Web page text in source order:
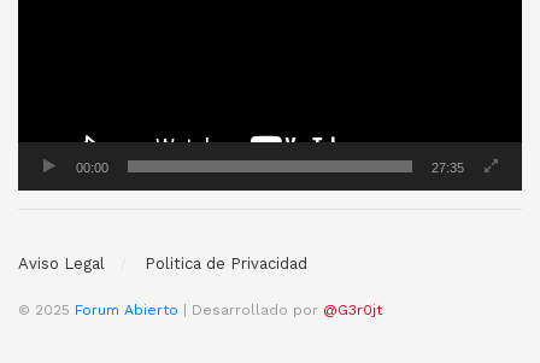
00:00 27:35
Aviso Legal Politica de Privacidad
© 2025 Forum Abierto | Desarrollado por @G3r0jt